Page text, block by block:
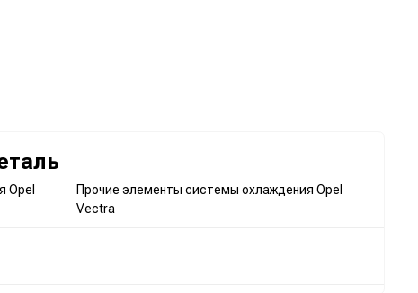
Opel
Прочие элементы системы охлаждения Opel
Vectra